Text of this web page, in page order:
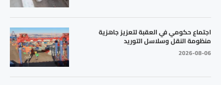
اجتماع حكومي في العقبة لتعزيز جاهزية
منظومة النقل وسلاسل التوريد
2026-08-06